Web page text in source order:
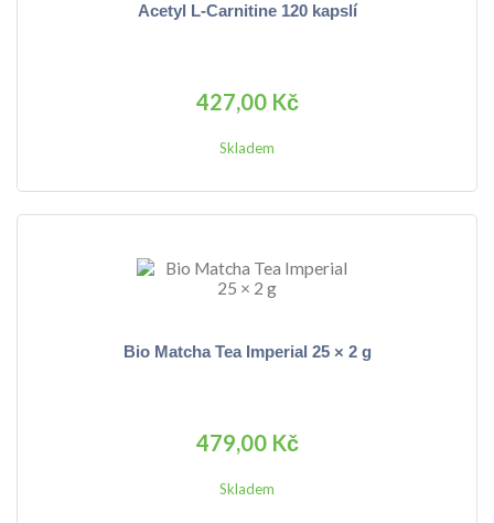
Acetyl L-Carnitine 120 kapslí
427,00 Kč
Skladem
Bio Matcha Tea Imperial 25 × 2 g
479,00 Kč
Skladem